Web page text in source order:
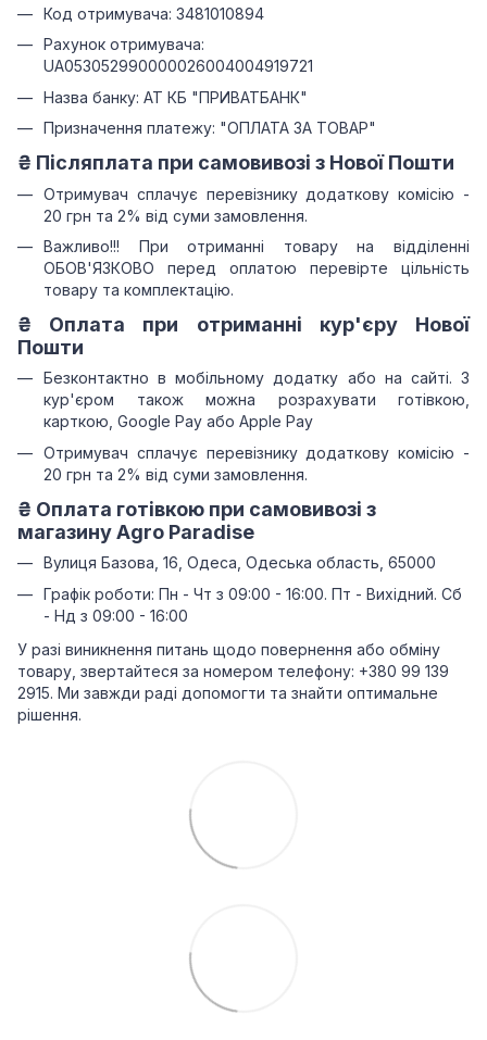
Код отримувача: 3481010894
Рахунок отримувача:
UA053052990000026004004919721
Назва банку: АТ КБ "ПРИВАТБАНК"
Призначення платежу: "ОПЛАТА ЗА ТОВАР"
₴ Післяплата при самовивозі з Нової Пошти
Отримувач сплачує перевізнику додаткову комісію -
20 грн та 2% від суми замовлення.
Важливо!!! При отриманні товару на відділенні
ОБОВ'ЯЗКОВО перед оплатою перевірте цільність
товару та комплектацію.
₴ Оплата при отриманні кур'єру Нової
Пошти
Безконтактно в мобільному додатку або на сайті. З
кур'єром також можна розрахувати готівкою,
карткою, Google Pay або Apple Pay
Отримувач сплачує перевізнику додаткову комісію -
20 грн та 2% від суми замовлення.
₴ Оплата готівкою при самовивозі з
магазину Agro Paradise
Вулиця Базова, 16, Одеса, Одеська область, 65000
Графік роботи: Пн - Чт з 09:00 - 16:00. Пт - Вихідний. Сб
- Нд з 09:00 - 16:00
У разі виникнення питань щодо повернення або обміну
товару, звертайтеся за номером телефону: +380 99 139
2915. Ми завжди раді допомогти та знайти оптимальне
рішення.